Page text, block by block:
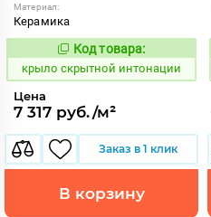
Материал:
Керамика
839408
Код товара:
крыло скрытной интонации
Цена
7 317 руб./м²
Заказ в 1 клик
В корзину